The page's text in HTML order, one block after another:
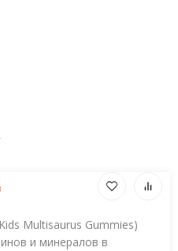
Multisaurus Gummies)
и минералов в